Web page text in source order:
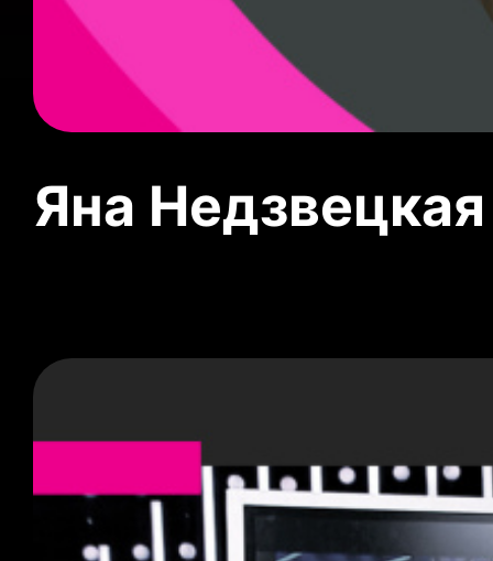
Яна Недзвецкая